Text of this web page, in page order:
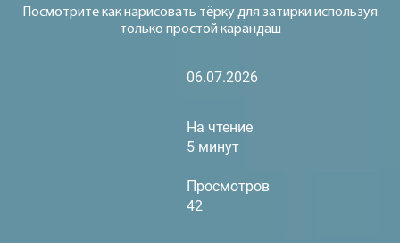
Посмотрите как нарисовать тёрку для затирки используя
только простой карандаш
06.07.2026
На чтение
5 минут
Просмотров
42